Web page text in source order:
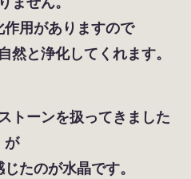
用がありますので
然と浄化してくれます。
トーンを扱ってきました
が
たのが水晶です。